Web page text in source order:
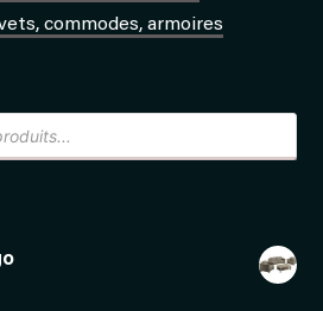
commodes, armoires